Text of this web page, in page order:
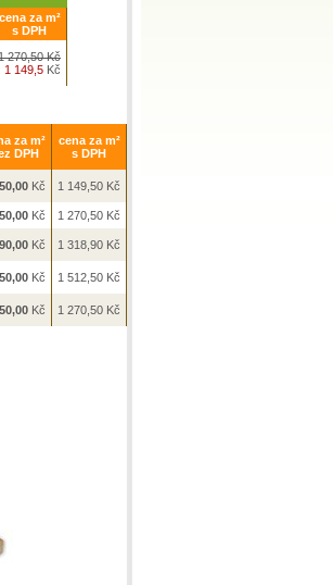
cena za m²
s DPH
270,50Kč
1 149,5 Kč
za m²
DPH
cena za m²
s DPH
Kč 1 149,50 Kč
Kč 1 270,50 Kč
Kč 1 318,90 Kč
Kč 1 512,50 Kč
Kč 1 270,50 Kč